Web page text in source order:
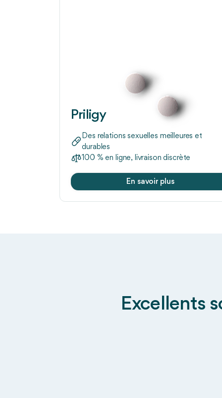
Priligy
Des relations sexuelles meilleures et
durables
100 % en ligne, livraison discrète
En savoir plus
Excellents